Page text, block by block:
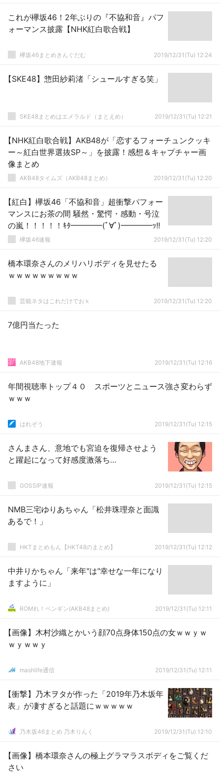
これが欅坂46！2年ぶりの『不協和音』パフ
ォーマンス披露【NHK紅白歌合戦】
欅坂46まとめきんぐだむ 2019/12/31(Tu) 12:24
【SKE48】惣田紗莉渚「シュールすぎる笑」
SKE48まとめはエメラルド（まとえめ） 2019/12/31(Tu) 12:21
【NHK紅白歌合戦】AKB48が「恋するフォーチュンクッキ
ー～紅白世界選抜SP～」を披露！感想＆キャプチャー画
像まとめ
AKB48タイムズ（AKB48まとめ） 2019/12/31(Tu) 12:20
【紅白】欅坂46「不協和音」超衝撃パフォー
マンスにお茶の間 騒然・驚愕・感動・号泣
の嵐！！！！！ｷﾀ━━━━(ﾟ∀ﾟ)━━━━ｯ!!
欅坂46速報 2019/12/31(Tu) 12:20
橋本環奈さんのメリハリボディを見せたる
ｗｗｗｗｗｗｗｗｗ
芸能ネタはこれだけでおｋ 2019/12/31(Tu) 12:20
7億円当たった
AKB48地下速報 2019/12/31(Tu) 12:16
年間視聴率トップ４０ スポーツとニュース強さ変わらず
ｗｗｗ
はれぞう 2019/12/31(Tu) 12:15
さんまさん、意地でも宮迫を復帰させよう
と躍起になって好感度激落ち…
GOSSIP速報 2019/12/31(Tu) 12:15
NMB三宅ゆりあちゃん「松井珠理奈と面識
あるで！」
HKTまとめもん【HKT48のまとめ】 2019/12/31(Tu) 12:12
中井りかちゃん「来年"は"幸せな一年になり
ますように」
ROMれ！ペンギン(AKB48まとめ) 2019/12/31(Tu) 12:11
【画像】木村沙織とかいう顔70点身体150点の女ｗｗｙｗ
ｗｙｗｗｙ
mashlife通信 2019/12/31(Tu) 12:11
【衝撃】乃木ヲタが作った「2019年乃木坂年
表」が凄すぎると話題にｗｗｗｗｗ
乃木坂46まとめ 乃木りんく 2019/12/31(Tu) 12:10
【画像】橋本環奈さんの極上グラマラスボディをご覧くだ
さい